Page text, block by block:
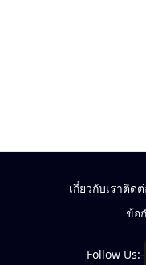
เกี่ยวกับเราติดต่
ข้อ
Follow Us:-